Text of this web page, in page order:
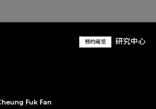
预约阅览 研究中心
Fuk Fan